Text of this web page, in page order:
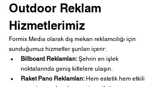
Outdoor Reklam
Hizmetlerimiz
Formix Media olarak dış mekan reklamcılığı için
sunduğumuz hizmetler şunları içerir:
Billboard Reklamları: Şehrin en işlek
noktalarında geniş kitlelere ulaşın.
Raket Pano Reklamları: Hem estetik hem etkili